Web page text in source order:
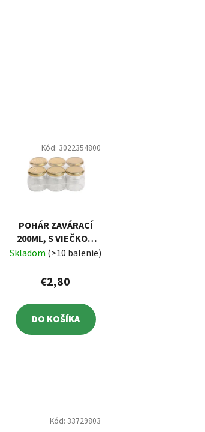
POHÁR ZAVÁRACÍ
200ML, S VIEČKOM
TO66, BALENIE 6
Skladom (>10 balenie)
€2,80
DO KOŠÍKA
Kód: 3022354800
Kód: 33729803